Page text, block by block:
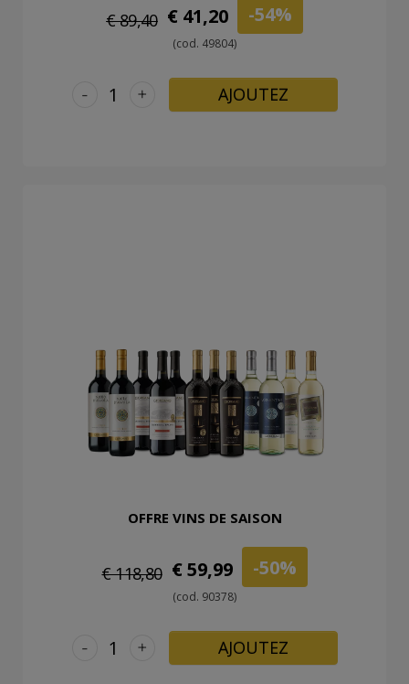
€ 89,40 € 41,20 -54%
(cod. 49804)
+
- AJOUTEZ
OFFRE VINS DE SAISON
€ 118,80 € 59,99 -50%
(cod. 90378)
+
- AJOUTEZ